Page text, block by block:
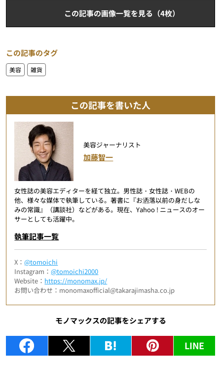
この記事の画像一覧を見る（4枚）
この記事のタグ
美容 雑貨
この記事を書いた人
美容ジャーナリスト
加藤智一
女性誌の美容エディターを経て独立。男性誌・女性誌・WEBの
他、様々な媒体で執筆している。著書に『お洒落以前の身だしな
みの常識』（講談社）などがある。現在、Yahoo ! ニュースのオー
サーとしても活躍中。
執筆記事一覧
X：@tomoichi
Instagram：@tomoichi2000
Website： https://monomax.jp/
お問い合わせ：monomaxofficial@takarajimasha.co.jp
モノマックスの記事をシェアする
LINE